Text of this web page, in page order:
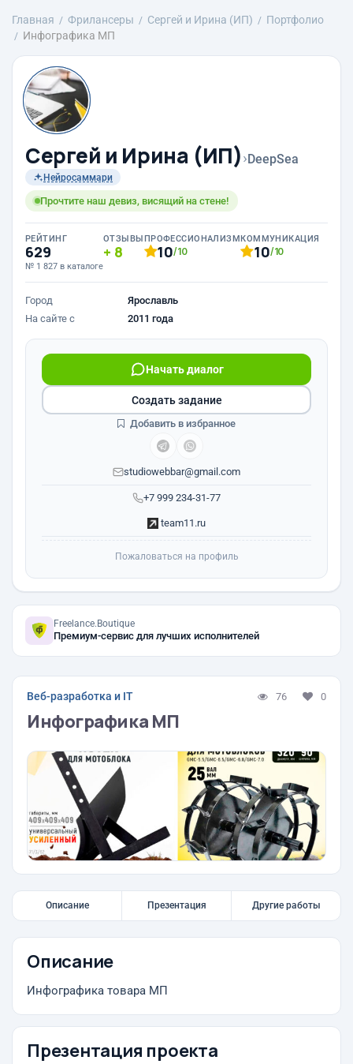
Главная Фрилансеры Сергей и Ирина (ИП)
Портфолио
Инфографика МП
Сергей и Ирина (ИП)›DeepSea
Нейросаммари
Прочтите наш девиз, висящий на стене!
РЕЙТИНГ
629
№ 1 827 в каталоге
ОТЗЫВЫ
8
ПРОФЕССИОНАЛИЗМ
10/10
КОММУНИКАЦИЯ
10/10
Город
Ярославль
На сайте с
2011 года
+7 999 234-31-77
Начать диалог
studiowebbar@gmail.com
team11.ru
Создать задание
Добавить в избранное
Пожаловаться на профиль
Freelance.Boutique
Премиум-сервис для лучших исполнителей
Веб-разработка и IT 76 0
Инфографика МП
Описание Презентация Другие работы
Описание
Инфографика товара МП
Презентация проекта